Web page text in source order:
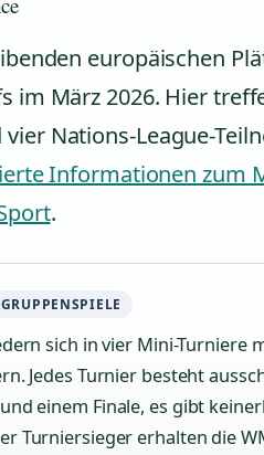
europäischen
im März 2026. Hier
Nations-League-
Informationen zum
.
sich in vier Mini-Turniere
Jedes Turnier besteht
einem Finale, es gibt
Turniersieger erhalten die